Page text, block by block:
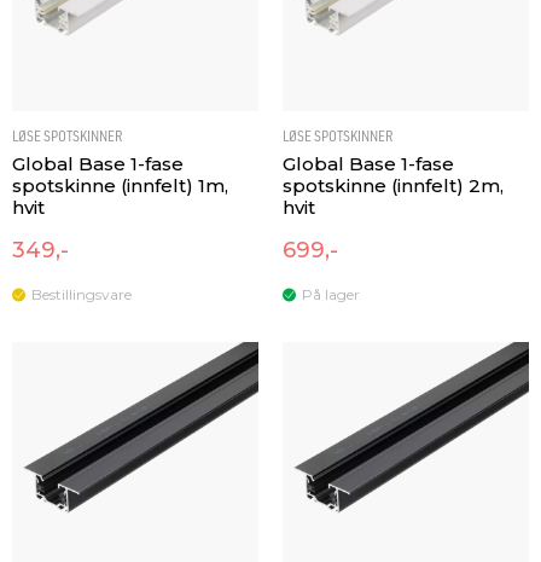
LØSE SPOTSKINNER
Global Base 1-fase
spotskinne (innfelt) 1m,
hvit
349,-
Bestillingsvare
LØSE SPOTSKINNER
Global Base 1-fase
spotskinne (innfelt) 2m,
hvit
699,-
På lager